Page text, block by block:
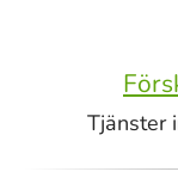
Tjänster